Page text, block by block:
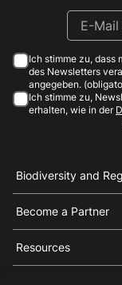
Ich stimme zu, dass
des Newsletters
angegeben.
Ich stimme zu,
erhalten, wie in der
Biodiversity and
Become a Partner
Resources